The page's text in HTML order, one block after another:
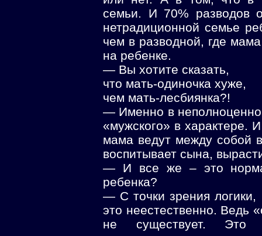
семьи. И 70% разводов
нетрадиционной семье
чем в разводной, где
на ребенке.
— Вы хотите сказать,
что мать-одиночка хуже,
чем мать-лесбиянка?!
— Именно в
«мужского» в характере.
мама ведут между собой
воспитывает сына,
— И все же – это
ребенка?
— С точки зрения логики,
это неестественно. Ведь
не существует. Это